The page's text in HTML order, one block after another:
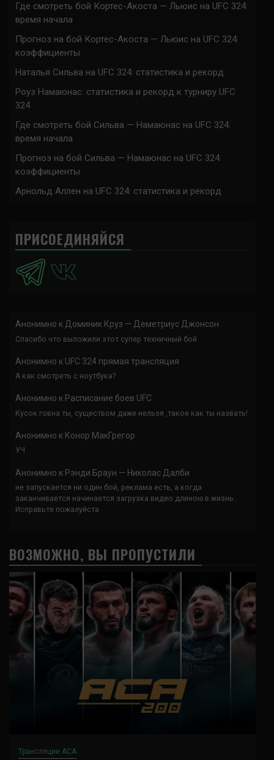
Где смотреть бой Кортес-Акоста — Льюис на UFC 324:
время начала
Прогноз на бой Кортес-Акоста — Льюис на UFC 324:
коэффициенты
Наталья Сильва на UFC 324: статистика и рекорд
Роуз Намаюнас: статистика и рекорд к турниру UFC
324
Где смотреть бой Сильва — Намаюнас на UFC 324:
время начала
Прогноз на бой Сильва — Намаюнас на UFC 324:
коэффициенты
Арнольд Аллен на UFC 324: статистика и рекорд
ПРИСОЕДИНЯЙСЯ
Анонимно к Доминик Круз — Деметриус Джонсон
Спасибо что выложили этот супер техничный бой
Анонимно к UFC 324 прямая трансляция
А как смотреть с ноутбука?
Анонимно к Расписание боев UFC
Кусок говна ты, существом даже нельзя ,такое как ты назвать!
Анонимно к Конор МакГрегор
УЧ
Анонимно к Рэнди Браун — Николас Далби
не запускается ни один бой, реклама есть, а когда
заканчивается начинается загрузка видео длиною в жизнь.
Исправьте пожалуйста
ВОЗМОЖНО, ВЫ ПРОПУСТИЛИ
Трансляции ACA